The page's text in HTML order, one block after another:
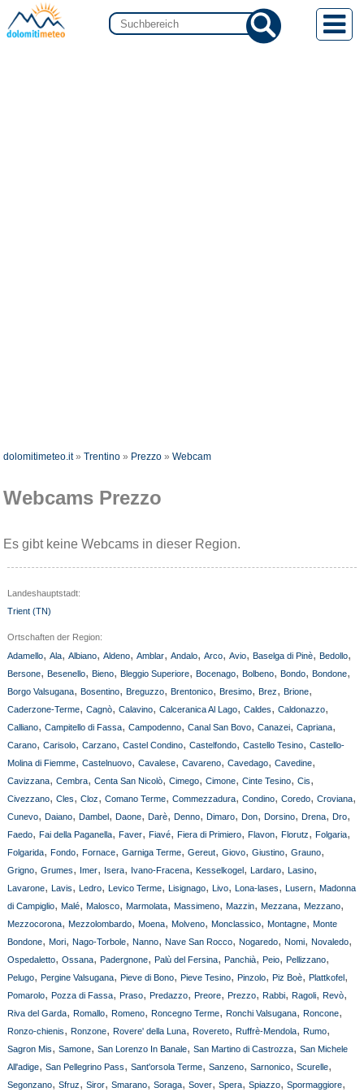
dolomitimeteo.it»Trentino » Prezzo »Webcam
Webcams Prezzo
Es gibt keine Webcams in dieser Region.
Landeshauptstadt:
Trient (TN)
Ortschaften der Region:
Adamello, Ala, Albiano, Aldeno, Amblar, Andalo, Arco, Avio, Baselga di Pinè, Bedollo,
Bersone, Besenello, Bieno, Bleggio Superiore, Bocenago, Bolbeno, Bondo, Bondone,
Borgo Valsugana, Bosentino, Breguzzo, Brentonico, Bresimo, Brez, Brione,
Caderzone-Terme, Cagnò, Calavino, Calceranica Al Lago, Caldes, Caldonazzo,
Calliano, Campitello di Fassa, Campodenno, Canal San Bovo, Canazei, Capriana,
Carano, Carisolo, Carzano, Castel Condino, Castelfondo, Castello Tesino, Castello-
Molina di Fiemme, Castelnuovo, Cavalese, Cavareno, Cavedago, Cavedine,
Cavizzana, Cembra, Centa San Nicolò, Cimego, Cimone, Cinte Tesino, Cis,
Civezzano, Cles, Cloz, Comano Terme, Commezzadura, Condino, Coredo, Croviana,
Cunevo, Daiano, Dambel, Daone, Darè, Denno, Dimaro, Don, Dorsino, Drena, Dro,
Faedo, Fai della Paganella, Faver, Fiavé, Fiera di Primiero, Flavon, Florutz, Folgaria,
Folgarida, Fondo, Fornace, Garniga Terme, Gereut, Giovo, Giustino, Grauno,
Grigno, Grumes, Imer, Isera, Ivano-Fracena, Kesselkogel, Lardaro, Lasino,
Lavarone, Lavis, Ledro, Levico Terme, Lisignago, Livo, Lona-lases, Lusern, Madonna
di Campiglio, Malé, Malosco, Marmolata, Massimeno, Mazzin, Mezzana, Mezzano,
Mezzocorona, Mezzolombardo, Moena, Molveno, Monclassico, Montagne, Monte
Bondone, Mori, Nago-Torbole, Nanno, Nave San Rocco, Nogaredo, Nomi, Novaledo,
Ospedaletto, Ossana, Padergnone, Palù del Fersina, Panchià, Peio, Pellizzano,
Pelugo, Pergine Valsugana, Pieve di Bono, Pieve Tesino, Pinzolo, Piz Boè, Plattkofel,
Pomarolo, Pozza di Fassa, Praso, Predazzo, Preore, Prezzo, Rabbi, Ragoli, Revò,
Riva del Garda, Romallo, Romeno, Roncegno Terme, Ronchi Valsugana, Roncone,
Ronzo-chienis, Ronzone, Rovere' della Luna, Rovereto, Ruffrè-Mendola, Rumo,
Sagron Mis, Samone, San Lorenzo In Banale, San Martino di Castrozza, San Michele
All'adige, San Pellegrino Pass, Sant'orsola Terme, Sanzeno, Sarnonico, Scurelle,
Segonzano, Sfruz, Siror, Smarano, Soraga, Sover, Spera, Spiazzo, Spormaggiore,